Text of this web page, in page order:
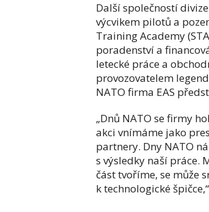
Další společností divize
výcvikem pilotů a
Training Academy
poradenství a
letecké práce a
provozovatelem
NATO firma EAS
„Dnů NATO se firmy
akci vnímáme jako
partnery. Dny NATO
s výsledky naší práce.
část tvoříme, se může
k technologické